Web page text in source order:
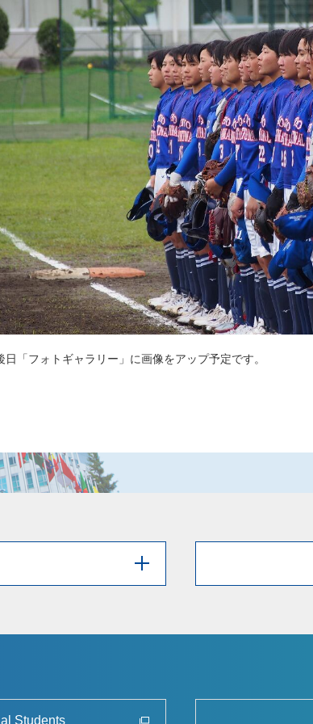
「フォトギャラリー」に画像をアップ予定です。
Students